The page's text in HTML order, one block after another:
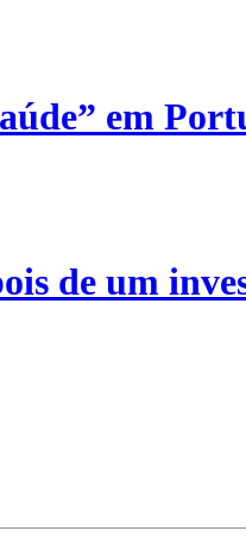
em
de um